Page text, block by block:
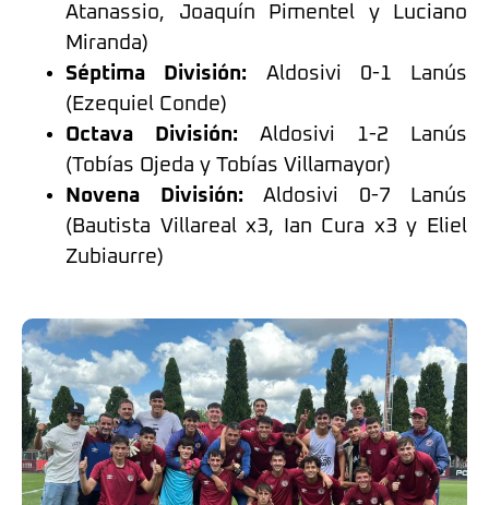
Atanassio, Joaquín Pimentel y Luciano
Miranda)
Séptima División: Aldosivi 0-1 Lanús
(Ezequiel Conde)
Octava División: Aldosivi 1-2 Lanús
(Tobías Ojeda y Tobías Villamayor)
Novena División: Aldosivi 0-7 Lanús
(Bautista Villareal x3, Ian Cura x3 y Eliel
Zubiaurre)